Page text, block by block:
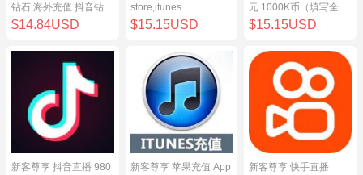
钻石 海外充值 抖音钻石
（原抖币）98元
$14.84USD
store,itunes
store,iphone,ipad中国
$15.15USD
元 1000K币（填写全民
K歌号充值）
$15.15USD
新客尊享 抖音直播 980
新客尊享 苹果充值 App
新客尊享 快手直播